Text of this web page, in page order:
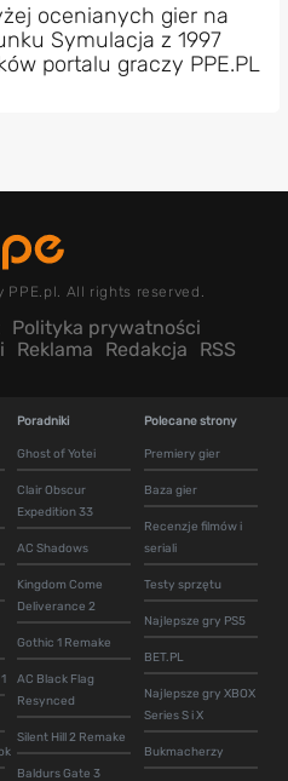
ocenianych gier na
Symulacja z 1997
portalu graczy PPE.PL
PPE.pl. All rights reserved.
Polityka prywatności
Reklama Redakcja RSS
Poradniki
Ghost of Yotei
Clair Obscur
Expedition 33
AC Shadows
Kingdom Come
Deliverance 2
Gothic 1 Remake
AC Black Flag
Resynced
Silent Hill 2 Remake
Baldurs Gate 3
Polecane strony
Premiery gier
Baza gier
Recenzje filmów i
seriali
Testy sprzętu
Najlepsze gry PS5
BET.PL
Najlepsze gry XBOX
Series S i X
Bukmacherzy